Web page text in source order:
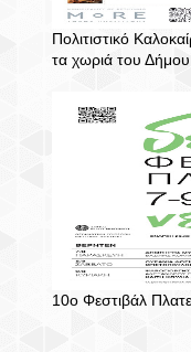
Πολιτιστικό
τα χωριά του
10ο Φεστιβάλ